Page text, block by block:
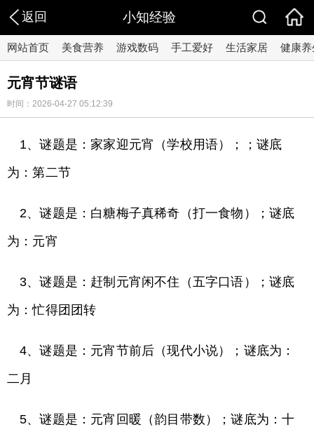
返回 小知经验
网站首页 美食营养 游戏数码 手工爱好 生活家居 健康养
元宵节谜语
时间：2026-04-27 05:12:39
1、谜题是：家家迎元宵（学校用语）；；谜底
为：第二节
2、谜题是：白糖梅子真稀奇（打一食物）；谜底
为：元宵
3、谜题是：赶制元宵闲不住（五字口语）；谜底
为：忙得团团转
4、谜题是：元宵节前后（现代小说）；谜底为：
二月
5、谜题是：元宵回暖（韵目带数）；谜底为：十